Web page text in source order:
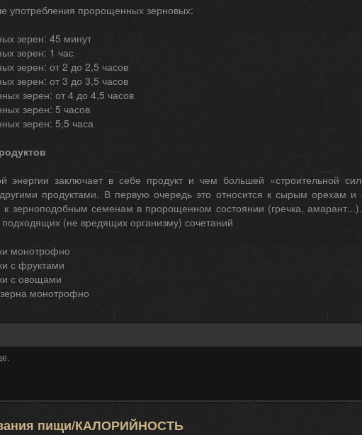
употребления пророщенных зерновых:
зерен: 45 минут
зерен: 1 час
зерен: от 2 до 2,5 часов
зерен: от 3 до 3,5 часов
зерен: от 4 до 4,5 часов
зерен: 5 часов
зерен: 5,5 часа
энергии заключает в себе продукт и чем большей «строительной
продуктами. В первую очередь это относится к сырым
зерноподобным семенам в пророщенном состоянии (гречка, амарант...).
(не вредящих организму) сочетаний
монотрофно
с фруктами
с овощами
монотрофно
пищи/КАЛОРИЙНОСТЬ